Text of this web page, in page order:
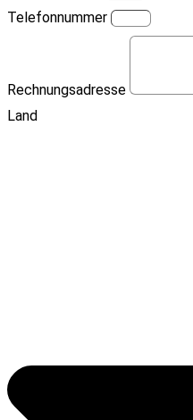
Telefonnummer
Rechnungsadresse
Land